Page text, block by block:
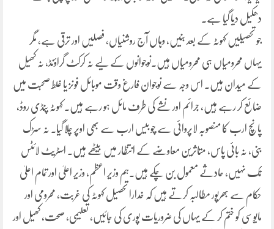
دھکیل دیا گیا ہے۔
جو تحصیلیں کہوٹہ کے بعد بنیں، وہاں آج روشنیاں، فصلیں اور ترقی ہے، مگر
یہاں محرومیاں ہی محرومیاں ہیں۔نوجوانوں کے لیے نہ کرکٹ گراؤنڈ، نہ کھیل
کے میدان ہیں۔ اس وجہ سے نوجوان فارغ وقت موبائل فونز یا غلط صحبت میں
ضائع کر رہے ہیں، جرائم اور نشے کی طرف مائل ہو رہے ہیں۔ کہوٹہ پنڈی روڈ،
پانچ ارب کا منصوبہ لاپروائی سے چو بیس ارب سے بھی اوپر چلا گیا۔ نہ سڑک
بنی، نہ بائی پاس، متاثرین معاوضے کے انتظار میں بیٹھے ہیں۔ اسٹریٹ لائٹس
تک نہیں، حادثے معمول بن چکے ہیں۔ہم وزیر اعظم، وزیر اعلیٰ اور تمام اعلیٰ
حکام سے بھرپور مطالبہ کرتے ہیں کہ خدارا تحصیل کہوٹہ کی غربت، محرومی اور
مایوسی کو ختم کر کے یہاں کی ضروریات پوری کی جائیں، تعلیمی، صحت، کھیل اور